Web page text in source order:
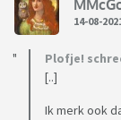
14-08-
Plofje!
[..]
Ik merk ook